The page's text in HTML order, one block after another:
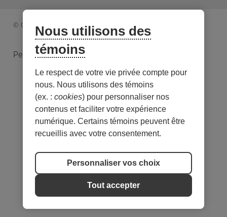
© Caisse d’économie solidaire. Tous droits réservés.
Personnaliser les témoins
Nous utilisons des
témoins
Le respect de votre vie privée compte pour
nous. Nous utilisons des témoins
(ex. : cookies) pour personnaliser nos
contenus et faciliter votre expérience
numérique. Certains témoins peuvent être
recueillis avec votre consentement.
Personnaliser vos choix
Tout accepter